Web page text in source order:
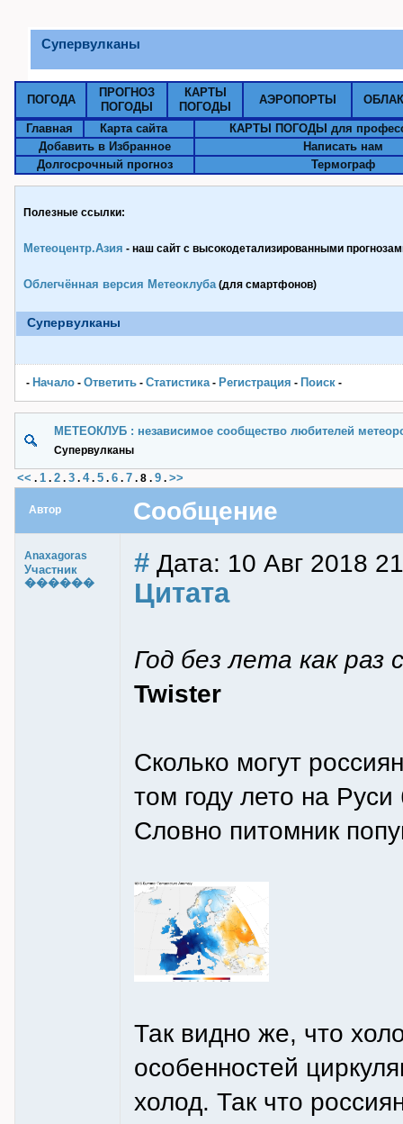
Супервулканы
ПОГОДА
ПРОГНОЗ
ПОГОДЫ
КАРТЫ
ПОГОДЫ
АЭРОПОРТЫ
Главная Карта сайта
КАРТЫ ПОГОДЫ для
Добавить в Избранное
Написать нам
Долгосрочный прогноз
Термограф
Полезные ссылки:
Метеоцентр.Азия - наш сайт с высокодетализированными
Облегчённая версия Метеоклуба(для смартфонов)
Супервулканы
- Начало - Ответить - Статистика- Pегистрация - Поиск -
МЕТЕОКЛУБ : независимое сообщество любителей
Супервулканы
<< . 1 . 2 . 3 . 4. 5 . 6 . 7 . 8 . 9 . >>
Автор Сообщение
Anaxagoras
Участник
������
# Дата: 10 Авг 2018
Цитата
Год без лета как раз
Twister
Сколько могут
том году лето на
Словно питомник
Так видно же, что
особенностей
холод. Так что